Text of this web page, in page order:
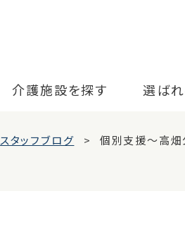
介護施設を探す 選ば
スタッフブログ 個別支援～高